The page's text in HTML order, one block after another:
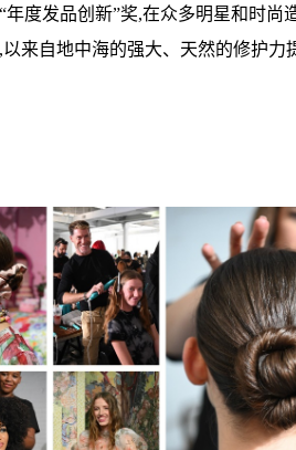
度发品创新”奖,在众多明星和时尚
来自地中海的强大、天然的修护力